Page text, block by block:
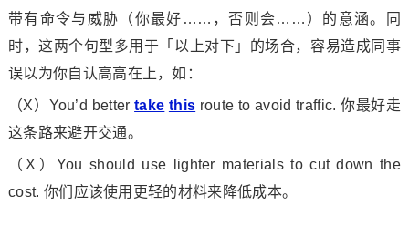
带有命令与威胁（你最好……，否则会……）的意涵。同
时，这两个句型多用于「以上对下」的场合，容易造成同事
误以为你自认高高在上，如：
（X）You’d bettertake this route to avoid traffic. 你最好走
这条路来避开交通。
（X）You should use lighter materials to cut down the
cost. 你们应该使用更轻的材料来降低成本。